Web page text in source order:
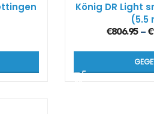
König DR Light
(5.5
€806.95– €